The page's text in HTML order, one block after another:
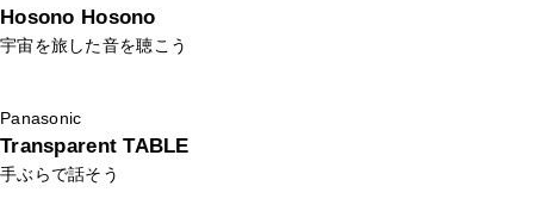
Hosono Hosono
宇宙を旅した音を聴こう
Panasonic
Transparent TABLE
手ぶらで話そう